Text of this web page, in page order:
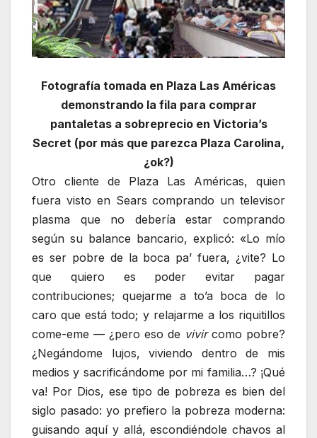
Fotografía tomada en Plaza Las Américas
demonstrando la fila para comprar
pantaletas a sobreprecio en Victoria’s
Secret (por más que parezca Plaza Carolina,
¿ok?)
Otro cliente de Plaza Las Américas, quien
fuera visto en Sears comprando un televisor
plasma que no debería estar comprando
según su balance bancario, explicó: «Lo mío
es ser pobre de la boca pa’ fuera, ¿vite? Lo
que quiero es poder evitar pagar
contribuciones; quejarme a to’a boca de lo
caro que está todo; y relajarme a los riquitillos
come-eme — ¿pero eso de vivircomo pobre?
¿Negándome lujos, viviendo dentro de mis
medios y sacrificándome por mi familia…? ¡Qué
va! Por Dios, ese tipo de pobreza es bien del
siglo pasado: yo prefiero la pobreza moderna:
guisando aquí y allá, escondiéndole chavos al